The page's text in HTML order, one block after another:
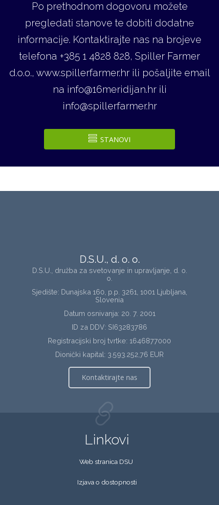
Po prethodnom dogovoru možete
pregledati stanove te dobiti dodatne
informacije. Kontaktirajte nas na brojeve
telefona +385 1 4828 828, Spiller Farmer
d.o.o., www.spillerfarmer.hr ili pošaljite email
na info@16meridijan.hr ili
info@spillerfarmer.hr
STANOVI
D.S.U., d. o. o.
D.S.U., družba za svetovanje in upravljanje, d. o.
o.
Sjedište: Dunajska 160, p.p. 3261, 1001 Ljubljana,
Slovenia
Datum osnivanja: 20. 7. 2001
ID za DDV: SI63283786
Registracijski broj tvrtke: 1646877000
Dionički kapital: 3.593.252,76 EUR
Kontaktirajte nas
Linkovi
Web stranica DSU
Izjava o dostopnosti